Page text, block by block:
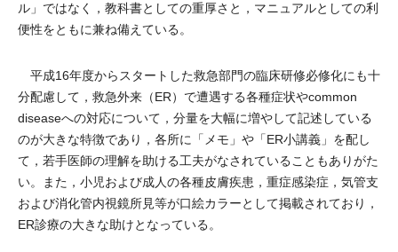
ル」ではなく，教科書としての重厚さと，マニュアルとしての利
便性をともに兼ね備えている。
平成16年度からスタートした救急部門の臨床研修必修化にも十
分配慮して，救急外来（ER）で遭遇する各種症状やcommon
diseaseへの対応について，分量を大幅に増やして記述している
のが大きな特徴であり，各所に「メモ」や「ER小講義」を配し
て，若手医師の理解を助ける工夫がなされていることもありがた
い。また，小児および成人の各種皮膚疾患，重症感染症，気管支
および消化管内視鏡所見等が口絵カラーとして掲載されており，
ER診療の大きな助けとなっている。